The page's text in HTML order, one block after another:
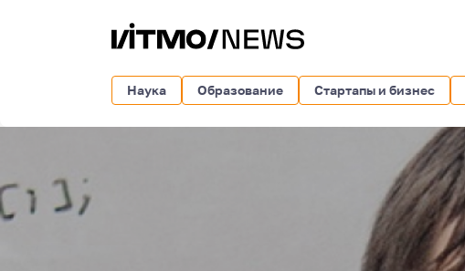
Наука Образование Стартапы и бизнес